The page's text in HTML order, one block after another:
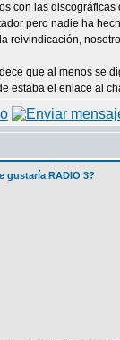
con las
pero nadie ha
reivindicación,
que al menos se
estaba el enlace al
gustaría RADIO 3?